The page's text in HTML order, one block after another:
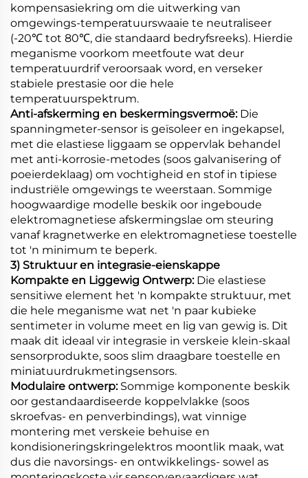
kompensasiekring om die uitwerking van
omgewings-temperatuurswaaie te neutraliseer
(-20℃ tot 80℃, die standaard bedryfsreeks). Hierdie
meganisme voorkom meetfoute wat deur
temperatuurdrif veroorsaak word, en verseker
stabiele prestasie oor die hele
temperatuurspektrum.
Anti-afskerming en beskermingsvermoë: Die
spanningmeter-sensor is geïsoleer en ingekapsel,
met die elastiese liggaam se oppervlak behandel
met anti-korrosie-metodes (soos galvanisering of
poeierdeklaag) om vochtigheid en stof in tipiese
industriële omgewings te weerstaan. Sommige
hoogwaardige modelle beskik oor ingeboude
elektromagnetiese afskermingslae om steuring
vanaf kragnetwerke en elektromagnetiese toestelle
tot 'n minimum te beperk.
3) Struktuur en integrasie-eienskappe
Kompakte en Liggewig Ontwerp: Die elastiese
sensitiwe element het 'n kompakte struktuur, met
die hele meganisme wat net 'n paar kubieke
sentimeter in volume meet en lig van gewig is. Dit
maak dit ideaal vir integrasie in verskeie klein-skaal
sensorprodukte, soos slim draagbare toestelle en
miniatuurdrukmetingsensors.
Modulaire ontwerp: Sommige komponente beskik
oor gestandaardiseerde koppelvlakke (soos
skroefvas- en penverbindings), wat vinnige
montering met verskeie behuise en
kondisioneringskringelektros moontlik maak, wat
dus die navorsings- en ontwikkelings- sowel as